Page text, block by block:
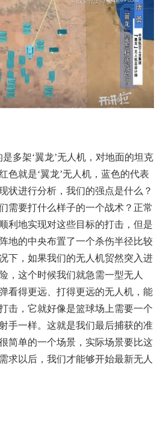
多架‘翼龙’无人机，对地面的坦克
色就是‘翼龙’无人机，蓝色的代表
状进行分析，我们的强点是什么？
需要打什么样子的一个战术？正常
利地实现对这些目标的打击，但是
地的中央布置了一个杀伤半径比较
下，如果我们的无人机贸然突入进
，这个时候我们就急需一型无人
看得更远、打得更远的无人机，能
击，它就好像是篮球场上需要一个
手一样。这就是我们最后捕获的准
简单的一个场景，实际场景要比这
求以后，我们才能够开始最新无人